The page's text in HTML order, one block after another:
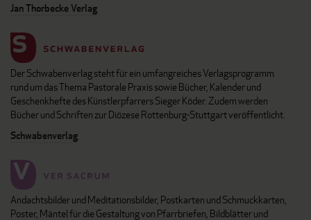
Jan Thorbecke Verlag
Der Schwabenverlag steht für ein umfangreiches Verlagsprogramm
rund um das Thema Pastorale Praxis sowie Bücher, Kalender und
Geschenkhefte des Künstlerpfarrers Sieger Köder. Zudem werden
Bücher und Schriften zur Diözese Rottenburg-Stuttgart veröffentlicht.
Schwabenverlag
Andachtsbilder und Meditationsbilder, Postkarten und Schmuckkarten,
Poster, Mäntel für die Gestaltung von Pfarrbriefen, Bildblätter und